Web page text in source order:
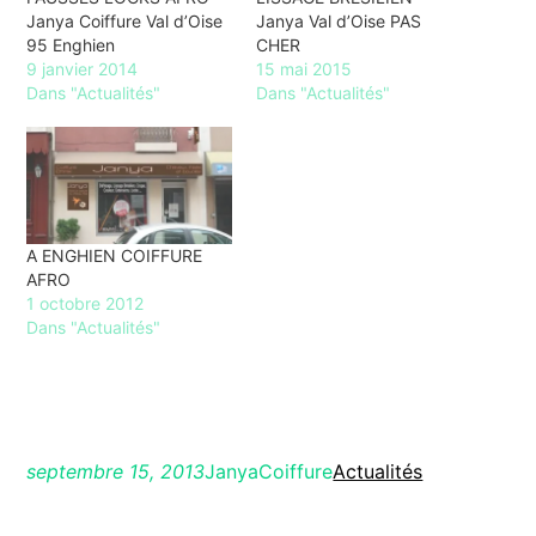
Janya Coiffure Val d’Oise
95 Enghien
9 janvier 2014
Dans "Actualités"
Janya Val d’Oise PAS
CHER
15 mai 2015
Dans "Actualités"
A ENGHIEN COIFFURE
AFRO
1 octobre 2012
Dans "Actualités"
septembre 15, 2013JanyaCoiffureActualités